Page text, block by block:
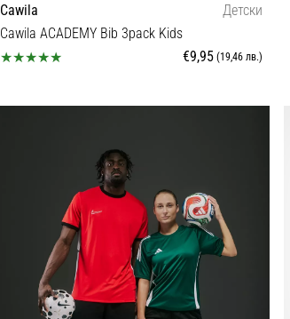
Cawila
Детски
Cawila ACADEMY Bib 3pack Kids
€9,95 (19,46 лв.)